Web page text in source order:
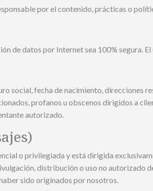
por el contenido, prácticas o
de datos por Internet sea 100% segura.
social, fecha de nacimiento, direcciones
profanos u obscenos dirigidos a
autorizado.
o privilegiada y está dirigida
distribución o uso no autorizado
sido originados por nosotros.